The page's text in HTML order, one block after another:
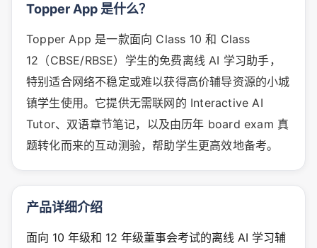
Topper App 是什么？
Topper App 是一款面向 Class 10 和 Class
12（CBSE/RBSE）学生的免费离线 AI 学习助手，
特别适合网络不稳定或难以获得高价辅导资源的小城
镇学生使用。它提供无需联网的 Interactive AI
Tutor、双语章节笔记，以及由历年 board exam 真
题转化而来的互动测验，帮助学生更高效地备考。
产品详细介绍
面向 10 年级和 12 年级董事会考试的离线 AI 学习辅